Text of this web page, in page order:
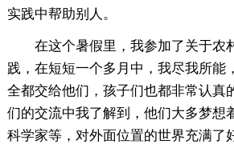
实践中帮助别人。
在这个暑假里，我参加了关于农
践，在短短一个多月中，我尽我所能
全都交给他们，孩子们也都非常认真
们的交流中我了解到，他们大多梦想
科学家等，对外面位置的世界充满了